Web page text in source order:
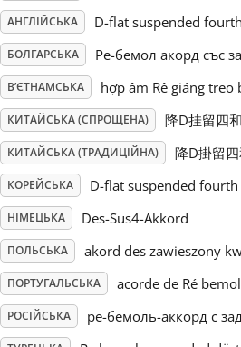
Svenska
Tiếng Việt
Türkçe
Українська
简体中文
繁體中文
АНГЛІЙСЬКА D-flat suspended
БОЛГАРСЬКА Ре-бемол акорд със
В’ЄТНАМСЬКА hợp âm Rê giáng treo
КИТАЙСЬКА (СПРОЩЕНА) 降D挂留四
КИТАЙСЬКА (ТРАДИЦІЙНА) 降D掛留
КОРЕЙСЬКА D-flat suspended
НІМЕЦЬКА Des-Sus4-Akkord
ПОЛЬСЬКА akord des zawieszony
ПОРТУГАЛЬСЬКА acorde de Ré
РОСІЙСЬКА ре-бемоль-аккорд с